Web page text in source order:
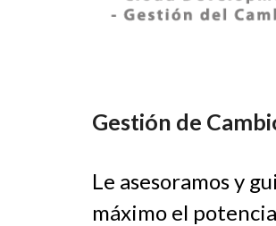
Gestión de
Le asesoramos y
máximo el